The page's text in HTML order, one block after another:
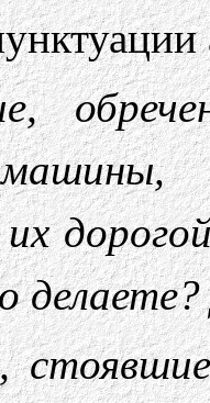
их